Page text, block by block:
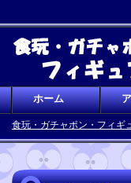
食玩・ガチャポン・フィ
ホーム